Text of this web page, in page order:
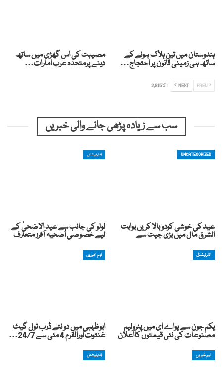
ہندوستان میں تین ہلاک ہونے کے
ساتھ ہی زمینی قانون پر احتجاج…
مصیبت کی اس گھڑی میں ساتھ
دینے پرمتحدہ عرب امارات…
NEXT 1 کا 2,815
سب سے زیادہ پڑھی جانے والی خبریں
UNCATEGORIZED
عید کی خوشی کودوبالا کریں بوابت
الشرق مال میں بڑی جیت سے
انٹرنیشنل
لولو کی جانب سے عید الاضحیٰ کے
لیے خصوصی اُضحیہ آفرز متعارف
انٹرنیشنل
یکم جون سے یواے ای میں پٹرولیم
مصنوعات کی نئی قیمتوں کااعلان
اہم خبریں
ابوظہبی میں دو نئے ڈرب ٹول گیٹ
غنتوت اورالقرم 4 مئی سے 24/7…
اہم خبریں انٹرنیشنل